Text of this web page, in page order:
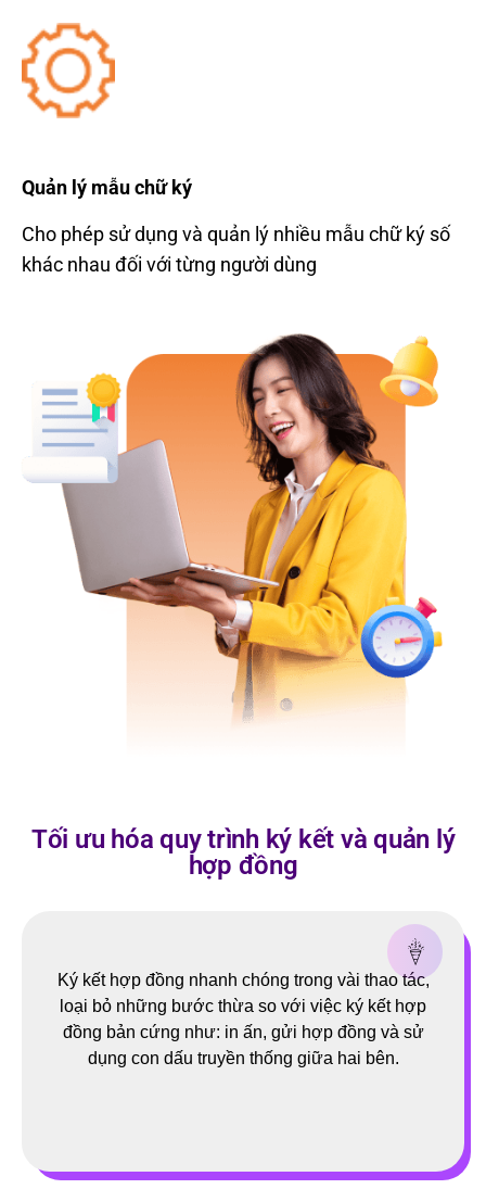
Quản lý mẫu chữ ký
Cho phép sử dụng và quản ly ́ nhiều mẫu chữ ký số
khác nhau đối với từng người dùng
Tối ưu hóa quy trình ký kết và quản lý
hợp đồng
Ký kết hợp đồng nhanh chóng trong vài thao tác,
loại bỏ những bước thừa so với việc ký kết hợp
đồng bản cứng như: in ấn, gửi hợp đồng và sử
dụng con dấu truyền thống giữa hai bên.